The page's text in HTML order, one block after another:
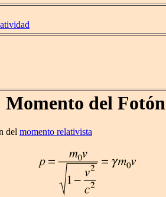
Momento del Fotón
del momento relativista